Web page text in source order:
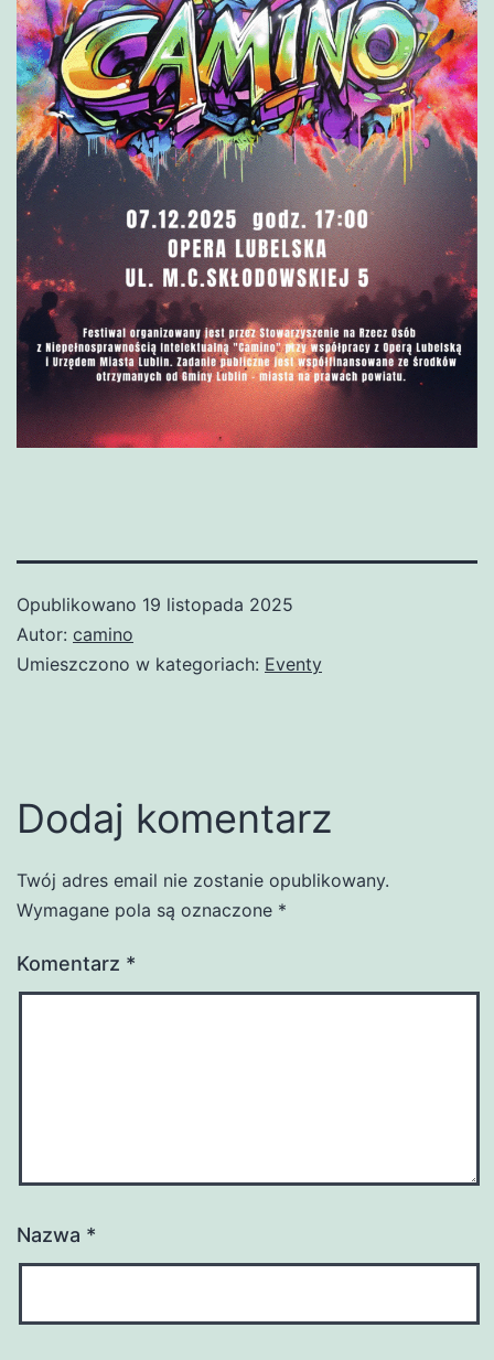
Opublikowano 19 listopada 2025
Autor: camino
Umieszczono w kategoriach: Eventy
Dodaj komentarz
Twój adres email nie zostanie opublikowany.
Wymagane pola są oznaczone *
Komentarz *
Nazwa *